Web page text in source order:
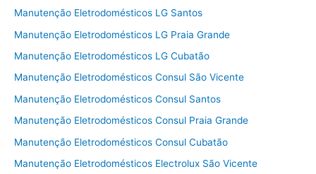
Manutenção Eletrodomésticos LG Santos
Manutenção Eletrodomésticos LG Praia Grande
Manutenção Eletrodomésticos LG Cubatão
Manutenção Eletrodomésticos Consul São Vicente
Manutenção Eletrodomésticos Consul Santos
Manutenção Eletrodomésticos Consul Praia Grande
Manutenção Eletrodomésticos Consul Cubatão
Manutenção Eletrodomésticos Electrolux São Vicente